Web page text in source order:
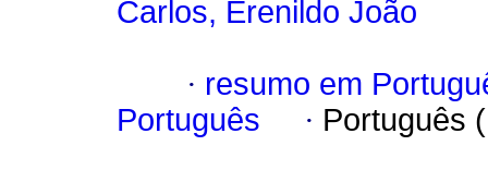
Carlos, Erenildo João
· resumo em
Português
· Português